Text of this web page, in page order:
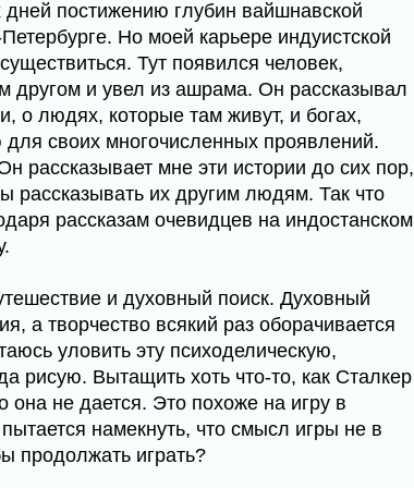
дней постижению глубин вайшнавской
Но моей карьере индуистской
Тут появился человек,
другом и увел из ашрама. Он рассказывал
о людях, которые там живут, и богах,
своих многочисленных проявлений.
рассказывает мне эти истории до сих пор,
рассказывать их другим людям. Так что
рассказам очевидцев на индостанском
и духовный поиск. Духовный
а творчество всякий раз оборачивается
уловить эту психоделическую,
рисую. Вытащить хоть что-то, как Сталкер
не дается. Это похоже на игру в
намекнуть, что смысл игры не в
продолжать играть?